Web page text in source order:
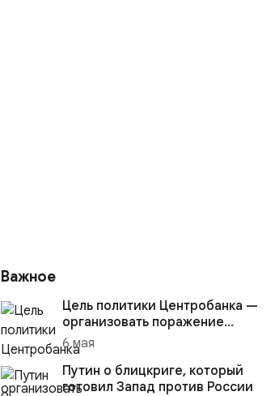
Важное
Цель политики Центробанка —
организовать поражение
России в вооружённом
конфликте с США
6 мая
Путин о блицкриге, который
готовил Запад против России